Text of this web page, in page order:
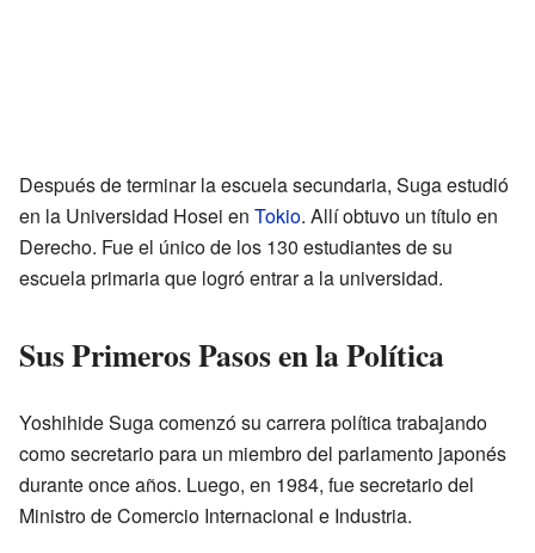
Después de terminar la escuela secundaria, Suga estudió
en la Universidad Hosei en Tokio. Allí obtuvo un título en
Derecho. Fue el único de los 130 estudiantes de su
escuela primaria que logró entrar a la universidad.
Sus Primeros Pasos en la Política
Yoshihide Suga comenzó su carrera política trabajando
como secretario para un miembro del parlamento japonés
durante once años. Luego, en 1984, fue secretario del
Ministro de Comercio Internacional e Industria.